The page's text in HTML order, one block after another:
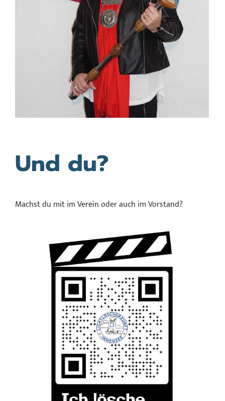
Und du?
Machst du mit im Verein oder auch im Vorstand?